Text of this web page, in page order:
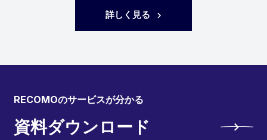
詳しく見る
RECOMOのサービスが分かる
資料ダウンロード